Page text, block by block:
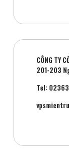
CÔNG TY
201-203
Tel: